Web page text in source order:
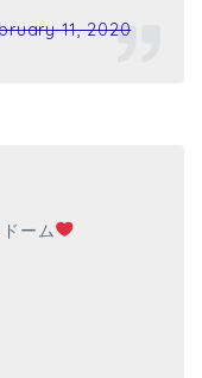
11, 2020
ーム